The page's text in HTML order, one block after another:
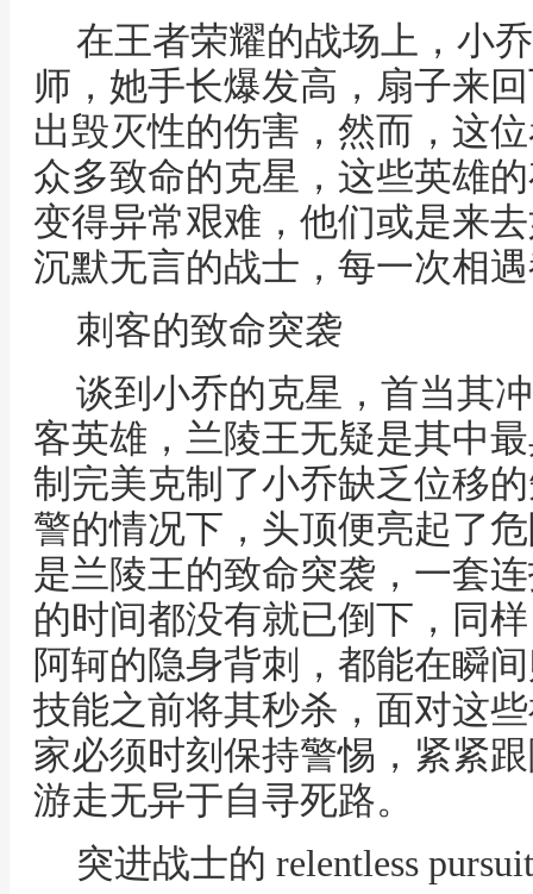
在王者荣耀的战场上，小
师，她手长爆发高，扇子来
出毁灭性的伤害，然而，这
众多致命的克星，这些英雄
变得异常艰难，他们或是来
沉默无言的战士，每一次相
刺客的致命突袭
谈到小乔的克星，首当其
客英雄，兰陵王无疑是其中
制完美克制了小乔缺乏位移
警的情况下，头顶便亮起了
是兰陵王的致命突袭，一套
的时间都没有就已倒下，同
阿轲的隐身背刺，都能在瞬
技能之前将其秒杀，面对这
家必须时刻保持警惕，紧紧
游走无异于自寻死路。
突进战士的 relentless pursuit